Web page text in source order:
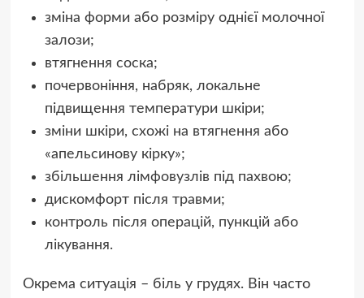
зміна форми або розміру однієї молочної
залози;
втягнення соска;
почервоніння, набряк, локальне
підвищення температури шкіри;
зміни шкіри, схожі на втягнення або
«апельсинову кірку»;
збільшення лімфовузлів під пахвою;
дискомфорт після травми;
контроль після операцій, пункцій або
лікування.
Окрема ситуація – біль у грудях. Він часто